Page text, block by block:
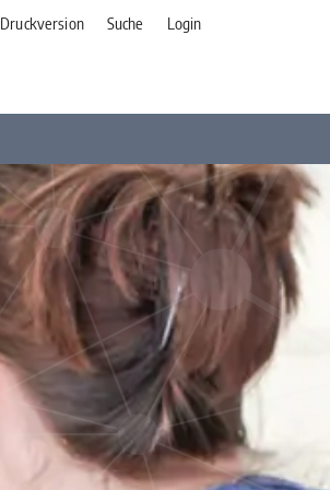
Druckversion Suche Login